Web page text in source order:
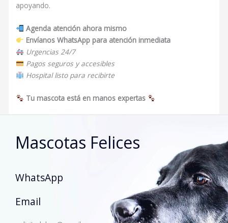
apoyando.
Agenda atención ahora mismo
Envíanos WhatsApp para atención inmediata
Urgencias 24/7
Pagos seguros y accesibles
Hospital listo para recibirte
Tu mascota está en manos expertas
Mascotas Felices
WhatsApp
Email